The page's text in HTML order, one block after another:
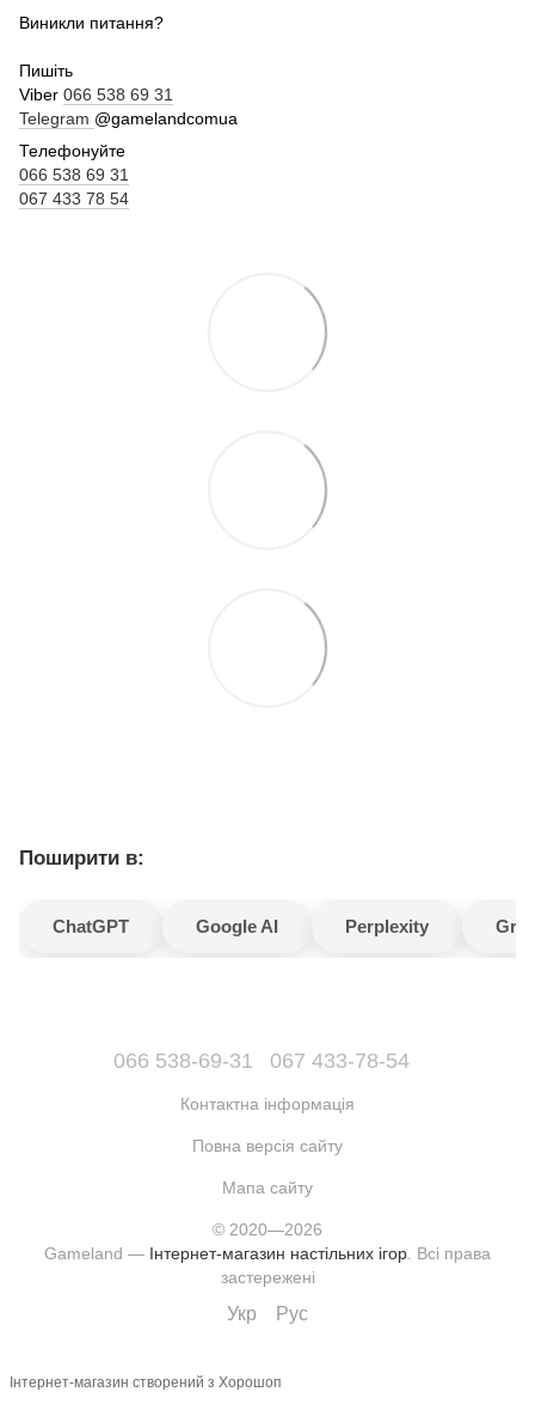
Виникли питання?
Пишіть
Viber 066 538 69 31
Telegram @gamelandcomua
Телефонуйте
066 538 69 31
067 433 78 54
Поширити в:
ChatGPT Google AI Perplexity
066 538-69-31 067 433-78-54
Контактна інформація
Повна версія сайту
Мапа сайту
© 2020—2026
Gameland — Інтернет-магазин настільних ігор . Всі права
застережені
Укр Рус
Інтернет-магазин створений з Хорошоп